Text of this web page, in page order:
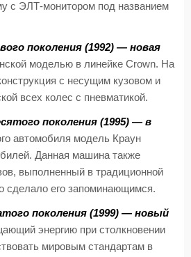
с ЭЛТ-монитором под названием
поколения (1992) — новая
моделью в линейке Crown. На
с несущим кузовом и
всех колес с пневматикой.
поколения (1995) — в
автомобиля модель Краун
Данная машина также
выполненный в традиционной
сделало его запоминающимся.
поколения (1999) — новый
энергию при столкновении
мировым стандартам в